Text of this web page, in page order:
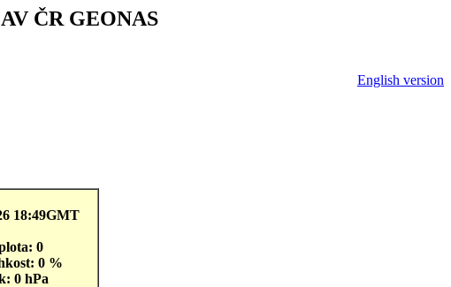
ČR GEONAS
English version
18:49GMT
0
0 %
0 hPa